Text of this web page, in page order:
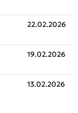
22.02.2026
19.02.2026
13.02.2026